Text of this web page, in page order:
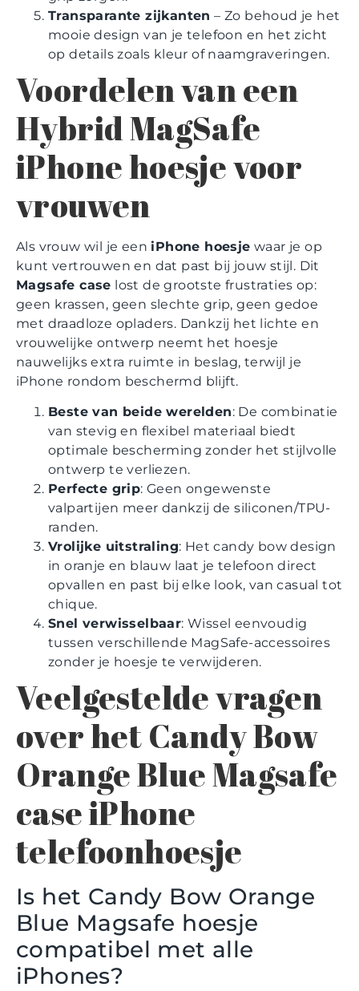
Transparante zijkanten – Zo behoud je het
mooie design van je telefoon en het zicht
op details zoals kleur of naamgraveringen.
Voordelen van een
Hybrid MagSafe
iPhone hoesje voor
vrouwen
Als vrouw wil je een iPhone hoesje waar je op
kunt vertrouwen en dat past bij jouw stijl. Dit
Magsafe case lost de grootste frustraties op:
geen krassen, geen slechte grip, geen gedoe
met draadloze opladers. Dankzij het lichte en
vrouwelijke ontwerp neemt het hoesje
nauwelijks extra ruimte in beslag, terwijl je
iPhone rondom beschermd blijft.
Beste van beide werelden: De combinatie
van stevig en flexibel materiaal biedt
optimale bescherming zonder het stijlvolle
ontwerp te verliezen.
Perfecte grip: Geen ongewenste
valpartijen meer dankzij de siliconen/TPU-
randen.
Vrolijke uitstraling: Het candy bow design
in oranje en blauw laat je telefoon direct
opvallen en past bij elke look, van casual tot
chique.
Snel verwisselbaar: Wissel eenvoudig
tussen verschillende MagSafe-accessoires
zonder je hoesje te verwijderen.
Veelgestelde vragen
over het Candy Bow
Orange Blue Magsafe
case iPhone
telefoonhoesje
Is het Candy Bow Orange
Blue Magsafe hoesje
compatibel met alle
iPhones?